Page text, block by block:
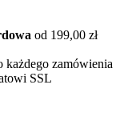
od 199,00 zł
każdego zamówienia
SSL